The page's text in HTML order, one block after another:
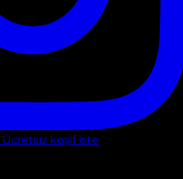
Ücretsiz keşif iste